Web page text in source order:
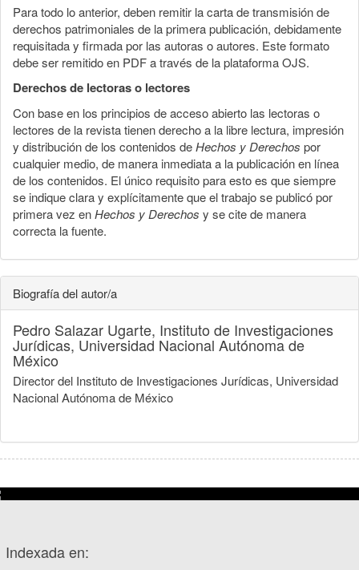
Para todo lo anterior, deben remitir la carta de transmisión de
derechos patrimoniales de la primera publicación, debidamente
requisitada y firmada por las autoras o autores. Este formato
debe ser remitido en PDF a través de la plataforma OJS.
Derechos de lectoras o lectores
Con base en los principios de acceso abierto las lectoras o
lectores de la revista tienen derecho a la libre lectura, impresión
y distribución de los contenidos deHechos y Derechos por
cualquier medio, de manera inmediata a la publicación en línea
de los contenidos. El único requisito para esto es que siempre
se indique clara y explícitamente que el trabajo se publicó por
primera vez enHechos y Derechos y se cite de manera
correcta la fuente.
Biografía del autor/a
Pedro Salazar Ugarte, Instituto de Investigaciones
Jurídicas, Universidad Nacional Autónoma de
México
Director del Instituto de Investigaciones Jurídicas, Universidad
Nacional Autónoma de México
Indexada en: